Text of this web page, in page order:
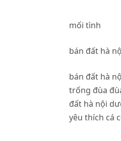
mối tình
bán đất hà
bán đất hà
trống đùa
đất hà nội
yêu thích cá